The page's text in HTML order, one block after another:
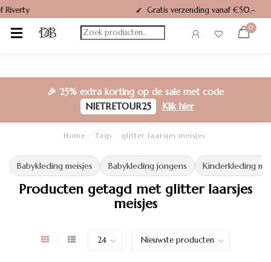
✓ Gratis verzending vanaf €50,-
0
🎉 25% extra korting op de sale met code
NIETRETOUR25
Klik hier
Home Tags glitter laarsjes meisjes
Babykleding meisjes Babykleding jongens Kinderkleding
Producten getagd met glitter laarsjes
meisjes